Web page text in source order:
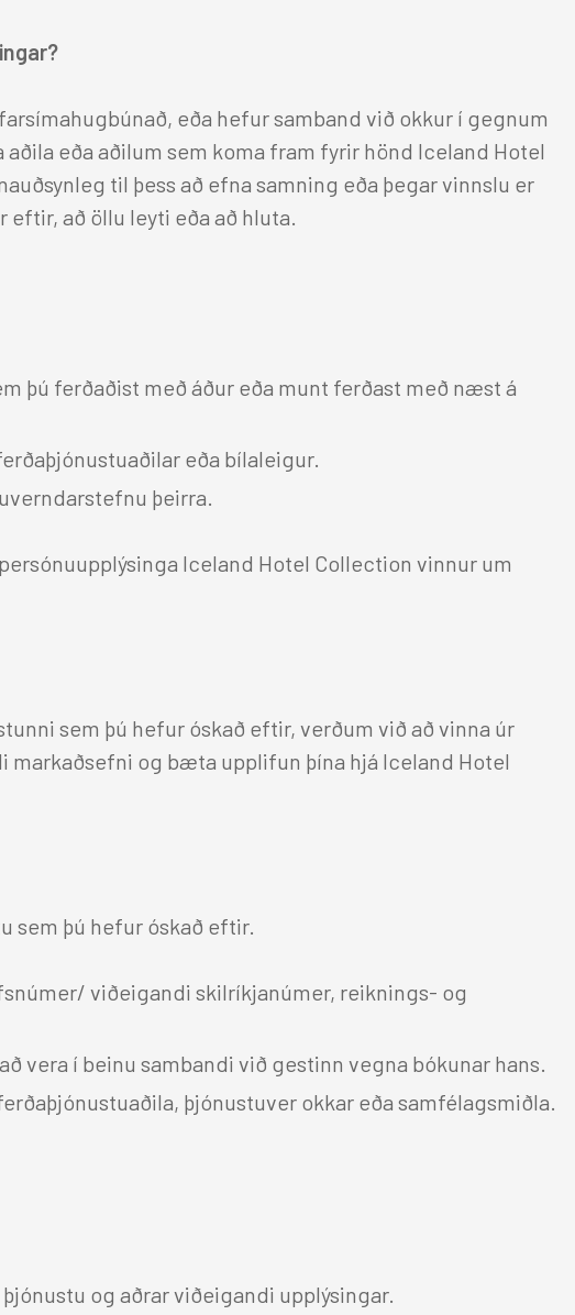
eða hefur samband við okkur í gegnum
eða aðilum sem koma fram fyrir hönd Iceland Hotel
til þess að efna samning eða þegar vinnslu er
að öllu leyti eða að hluta.
þú ferðaðist með áður eða munt ferðast með næst á
eða bílaleigur.
þeirra.
Iceland Hotel Collection vinnur um
sem þú hefur óskað eftir, verðum við að vinna úr
markaðsefni og bæta upplifun þína hjá Iceland Hotel
sem þú hefur óskað eftir.
viðeigandi skilríkjanúmer, reiknings- og
vera í beinu sambandi við gestinn vegna bókunar hans.
þjónustuver okkar eða samfélagsmiðla.
og aðrar viðeigandi upplýsingar.